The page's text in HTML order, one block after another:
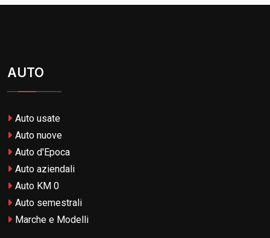
AUTO
Auto usate
Auto nuove
Auto d'Epoca
Auto aziendali
Auto KM 0
Auto semestrali
Marche e Modelli